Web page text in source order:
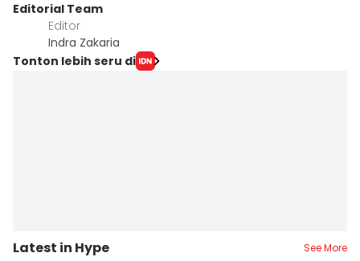
Editorial Team
Editor
Indra Zakaria
Tonton lebih seru di
Latest in Hype See More